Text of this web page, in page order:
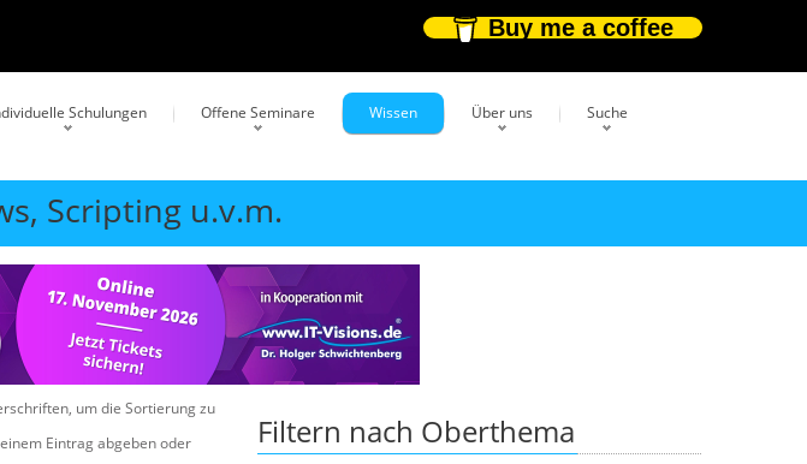
Buy me a coffee
Schulungen Offene Seminare Wissen Über uns Suche
Scripting u.v.m.
um die Sortierung zu
Eintrag abgeben oder
Filtern nach Oberthema